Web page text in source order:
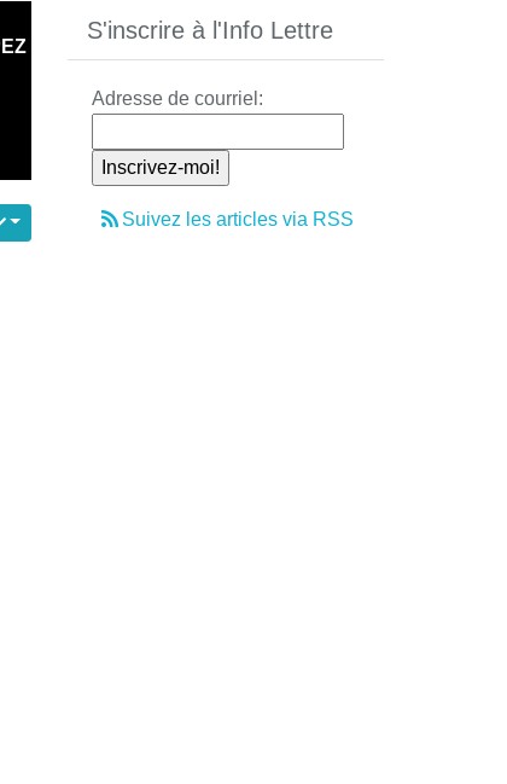
S'inscrire à l'Info Lettre
Adresse de courriel:
Suivez les articles via RSS